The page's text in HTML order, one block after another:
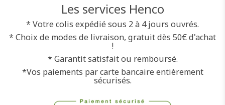
Les services Henco
* Votre colis expédié sous 2 à 4 jours ouvrés.
* Choix de modes de livraison, gratuit dès 50€ d'achat
!
* Garantit satisfait ou remboursé.
*Vos paiements par carte bancaire entièrement
sécurisés.